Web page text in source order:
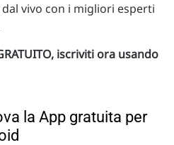
vivo con i migliori esperti
iscriviti ora usando
la App gratuita per